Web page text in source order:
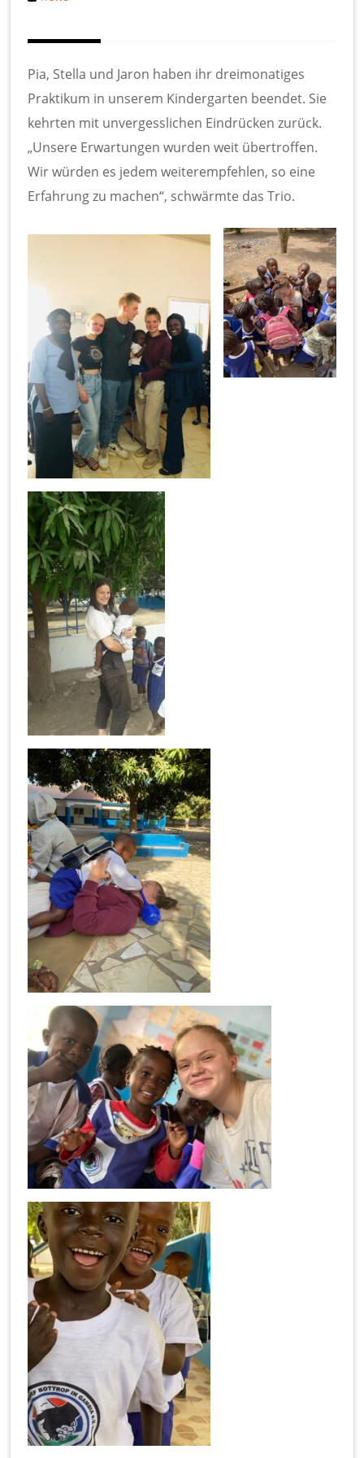
Pia, Stella und Jaron haben ihr dreimonatiges
Praktikum in unserem Kindergarten beendet. Sie
kehrten mit unvergesslichen Eindrücken zurück.
„Unsere Erwartungen wurden weit übertroffen.
Wir würden es jedem weiterempfehlen, so eine
Erfahrung zu machen“, schwärmte das Trio.